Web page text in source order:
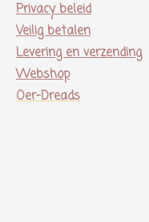
Privacy beleid
Veilig betalen
Levering en verzending
Webshop
Oer-Dreads